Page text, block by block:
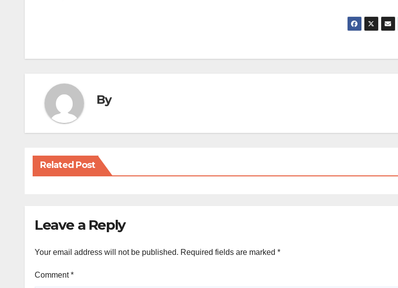
By
Related Post
Leave a Reply
Your email address will not be published. Required fields are marked *
Comment*